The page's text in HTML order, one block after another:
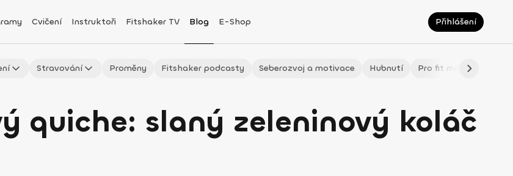
Cvičení Instruktoři Fitshaker TV Blog E-Shop Přihlášení
Stravování Proměny Fitshaker podcasty Seberozvoj a motivace Hubnutí Pro fit maminky
quiche: slaný zeleninový koláč